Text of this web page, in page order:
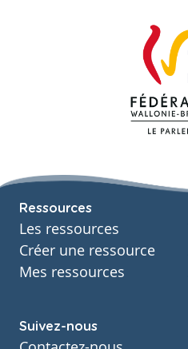
Ressources
Les ressources
Créer une ressource
Mes ressources
Suivez-nous